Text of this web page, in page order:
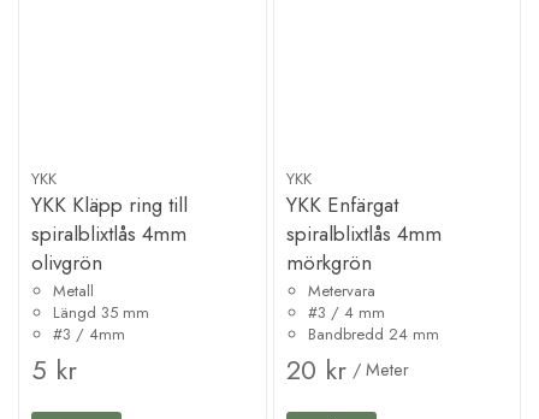
YKK
YKK Kläpp ring till
spiralblixtlås 4mm
olivgrön
Metall
Längd 35 mm
#3 / 4mm
5 kr
YKK
YKK Enfärgat
spiralblixtlås 4mm
mörkgrön
Metervara
#3 / 4 mm
Bandbredd 24 mm
20 kr / Meter